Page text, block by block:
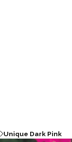
Unique Dark Pink